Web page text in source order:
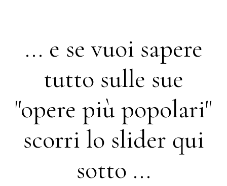
... e se vuoi sapere
tutto sulle sue
"opere più popolari"
scorri lo slider qui
sotto ...